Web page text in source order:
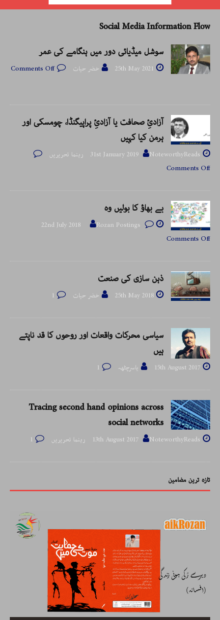
Social Media Information Flow
سوشل میڈیائی دور میں ہنگامے کی عمر
25th May 2021 خضر حیات Comments Off
آزادئِ صحافت یا آزادئِ پراپیگنڈا، چومسکی اور
ہرمن کیا کہیں
31st January 2019
NoteworthyReads رہنما تحریریں
Comments Off
بے بھاؤ کا بولیں وہ
22nd July 2018
Rozan Postings
Comments Off
ذہن سازی کی صنعت
25th May 2018 خضر حیات 1
سیاسی محرکات واقعات اور روحوں کا قد ناپتے
ہیں
15th August 2017 یاسرچٹھہ 1
Tracing second hand opinions across
social networks
13th August 2017 NoteworthyReads رہنما تحریریں 1
تازہ ترین مضامین